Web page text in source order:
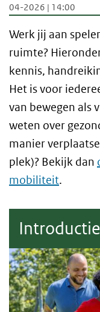
04-2026 | 14:00
Werk jij aan
ruimte?
kennis,
Het is voor
van bewegen als
weten over
manier
plek)? Bekijk dan
mobiliteit.
Introductie